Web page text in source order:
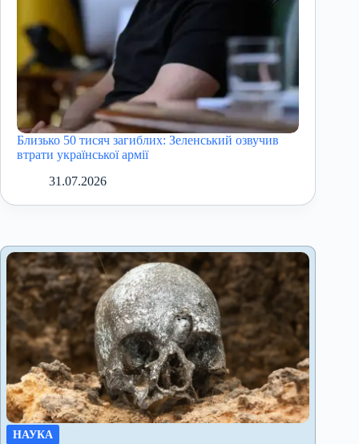
Близько 50 тисяч загиблих: Зеленський озвучив
втрати української армії
31.07.2026
НАУКА